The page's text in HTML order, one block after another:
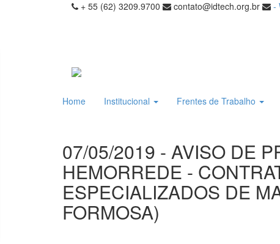
+ 55 (62) 3209.9700 contato@idtech.org.br -
Home Institucional Frentes de Trabalho
07/05/2019 - AVISO DE
HEMORREDE -
ESPECIALIZADOS DE
FORMOSA)